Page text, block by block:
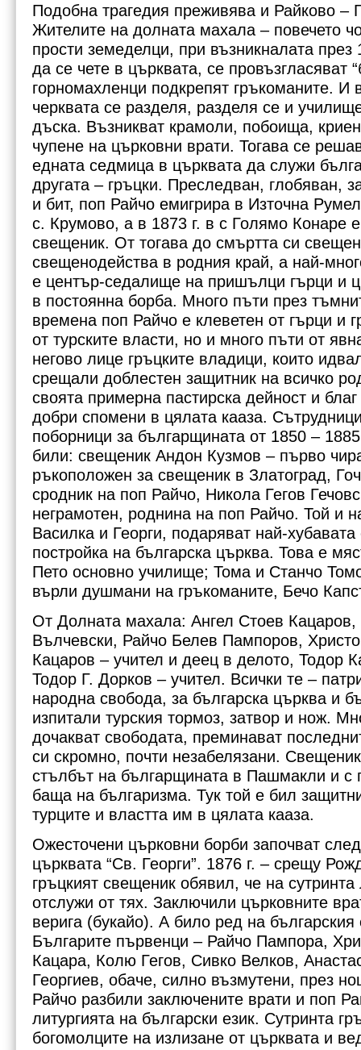
Подобна трагедия преживява и Райково –
Жителите на долната махала – повечето
прости земеделци, при възникналата през
да се чете в църквата, се провъзгласяват
горномахленци подкрепят гръкоманите.
черквата се разделя, разделя се и
дъска. Възникват крамоли, побоища,
чупене на църковни врати. Тогава се
едната седмица в църквата да служи
другата – гръцки. Преследван, глобяван,
и бит, поп Райчо емигрира в Източна
с. Крумово, а в 1873 г. в с Голямо Конаре
свещеник. От тогава до смъртта си
свещенодейства в родния край, а най-
е център-седалище на пришълци гърци и
в постоянна борба. Много пъти през
времена поп Райчо е клеветен от гърци и
от турските власти, но и много пъти от
негово лице гръцките владици, които
срещали доблестен защитник на всичко
своята примерна пастирска дейност и
добри спомени в цялата кааза.
поборници за българщината от 1850 –
били: свещеник Андон Кузмов – първо
ръкоположен за свещеник в Златоград,
сродник на поп Райчо, Никола Гегов
неграмотен, роднина на поп Райчо. Той и
Василка и Георги, подаряват най-хубавата
постройка на българска църква. Това е
Пето основно училище; Тома и Станчо
върли душмани на гръкоманите, Бечо
От Долната махала: Ангел Стоев
Вълчевски, Райчо Белев Пампоров, Христо
Кацаров – учител и деец в делото, Тодор
Тодор Г. Дорков – учител. Всички те –
народна свобода, за българска църква и
изпитали турския тормоз, затвор и нож.
дочакват свободата, преминават
си скромно, почти незабелязани.
стълбът на българщината в Пашмакли и с
баща на българизма. Тук той е бил
турците и властта им в цялата кааза.
Ожесточени църковни борби започват
църквата “Св. Георги”. 1876 г. – срещу
гръцкият свещеник обявил, че на
отслужи от тях. Заключили църковните
верига (букайо). А било ред на
Българите първенци – Райчо Пампора,
Кацара, Колю Гегов, Сивко Велков,
Георгиев, обаче, силно възмутени, през
Райчо разбили заключените врати и поп
литургията на български език. Сутринта
богомолците на излизане от църквата и